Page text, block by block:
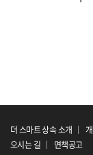
더 스마트 상속 소개
오시는 길
면책공고